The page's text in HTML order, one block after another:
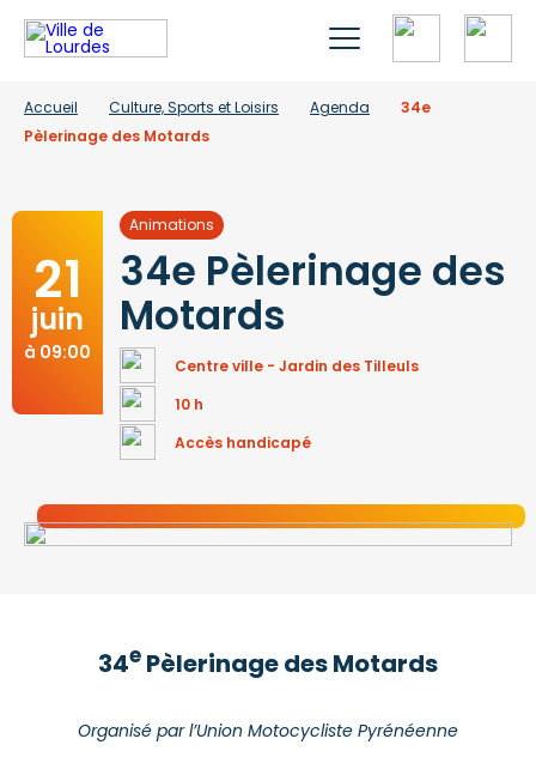
Accueil Culture, Sports et Loisirs Agenda
34e
Pèlerinage des Motards
21
juin
à 09:00
Animations
34e Pèlerinage des
Motards
Centre ville - Jardin des Tilleuls
10 h
Accès handicapé
34e Pèlerinage des Motards
Organisé par l’Union Motocycliste Pyrénéenne